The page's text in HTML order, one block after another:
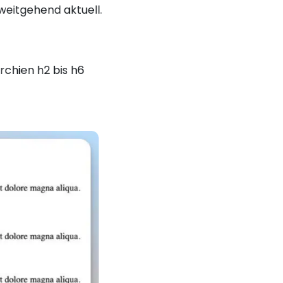
aktuell.
h2 bis h6